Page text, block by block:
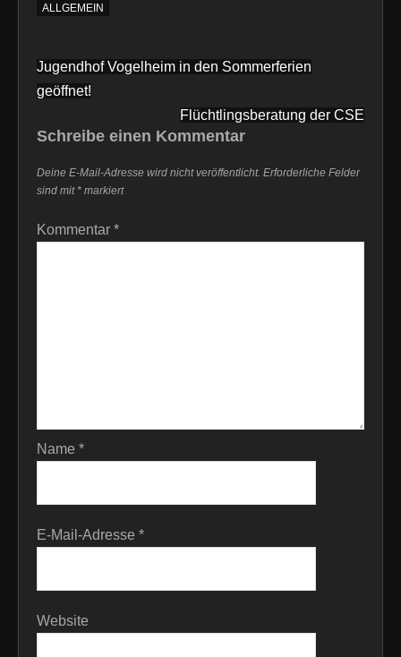
ALLGEMEIN
Beitragsnavigation
Jugendhof Vogelheim in den Sommerferien
geöffnet!
Flüchtlingsberatung der CSE
Schreibe einen Kommentar
Deine E-Mail-Adresse wird nicht veröffentlicht. Erforderliche Felder
sind mit * markiert
Kommentar *
Name *
E-Mail-Adresse *
Website